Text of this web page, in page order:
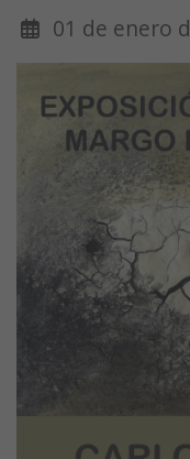
01 de enero